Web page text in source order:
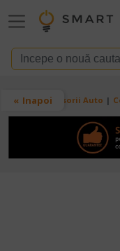
Breadcrumb
Acasa Accesorii Auto
Inapoi